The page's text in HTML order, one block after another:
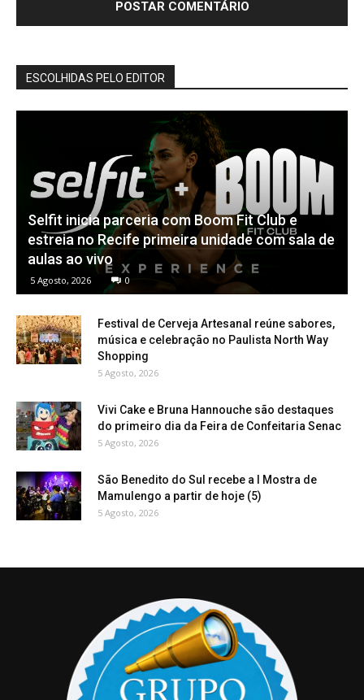
ESCOLHIDAS PELO EDITOR
Selfit inicia parceria com Boom Fit Club e
estreia no Recife primeira unidade com sala de
aulas ao vivo
5 Agosto, 2026 0
Festival de Cerveja Artesanal reúne sabores,
música e celebração no Paulista North Way
Shopping
5 Agosto, 2026
Vivi Cake e Bruna Hannouche são destaques
do primeiro dia da Feira de Confeitaria Senac
5 Agosto, 2026
São Benedito do Sul recebe a I Mostra de
Mamulengo a partir de hoje (5)
5 Agosto, 2026